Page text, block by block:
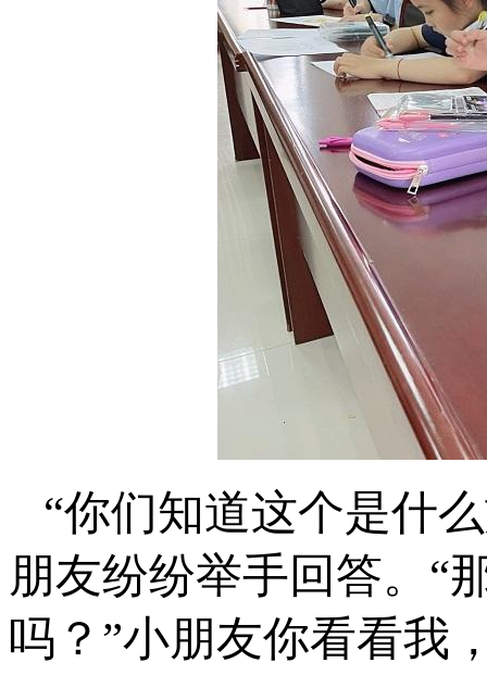
“你们知道这个是什
朋友纷纷举手回答。“
吗？”小朋友你看看我